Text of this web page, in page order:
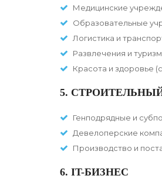
Медицинские
Образовательные
Логистика и
Развлечения и
Красота и здоровье
5.
Генподрядные и
Девелоперские
Производство и
6. IT-БИЗНЕС